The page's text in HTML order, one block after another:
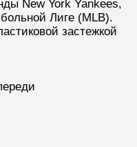
New York Yankees,
Лиге (MLB).
застежкой